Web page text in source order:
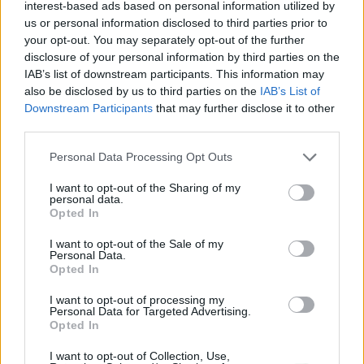
interest-based ads based on personal information utilized by
us or personal information disclosed to third parties prior to
your opt-out. You may separately opt-out of the further
disclosure of your personal information by third parties on the
IAB’s list of downstream participants. This information may
also be disclosed by us to third parties on the IAB’s List of
Downstream Participants that may further disclose it to other
Personal Data Processing Opt Outs
I want to opt-out of the Sharing of my
personal data.
Opted In
I want to opt-out of the Sale of my
Personal Data.
Opted In
I want to opt-out of processing my
Personal Data for Targeted Advertising.
Opted In
I want to opt-out of Collection, Use,
scontino uno scenario abbastanza tirato a livello
macro e di quotazioni del petrolio; allo stesso
tempo siamo molto più selettivi sulle banche, con
un’esposizione molto residuale sulle due big
Intesa e Unicredit». Bassa l’esposizione anche
sulle utility, secondo maggior settore del Ftse Mib.
Di contro risulta molto più alta l’esposizione su
ciclici come i semiconduttori e anche
sull’automotive. «Tra nuovi modelli annunciati,
somma delle parti e accordi con produttori cinesi
riteniamo che ci sia valore inespresso in
Stellantis», argomenta Scauri.
Ftse Mib, ci sono anche cloni come l’Amundi Ftse
Italia Pmi Pir 2020 Etf che prende posizione sul
segmento dellepiccole e medie imprese